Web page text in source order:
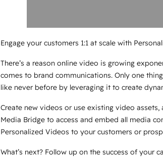
Engage your customers 1:1 at scale with
There’s a reason online video is growing
comes to brand communications. Only one
like never before by leveraging it to create
Create new videos or use existing video
Media Bridge to access and embed all media
Personalized Videos to your customers or
What’s next? Follow up on the success of